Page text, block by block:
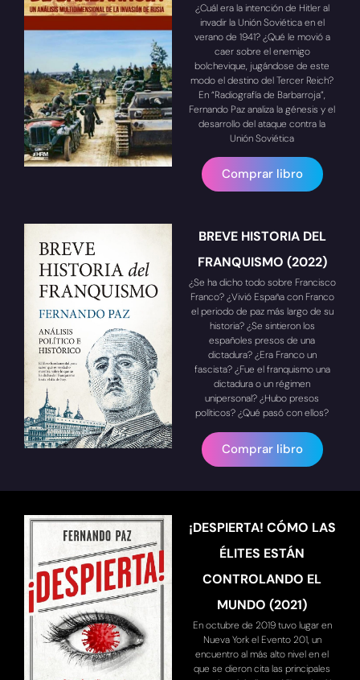
¿Cuál era la intención de Hitler al
invadir la Unión Soviética en el
verano de 1941? ¿Qué le movió a
caer sobre el enemigo
bolchevique, jugándose de este
modo el destino del Tercer Reich?
En “Radiografía de Barbarroja”,
Fernando Paz analiza la génesis y el
desarrollo del ataque contra la
Unión Soviética
Comprar libro
BREVE HISTORIA DEL
FRANQUISMO (2022)
¿Se ha dicho todo sobre Francisco
Franco? ¿Vivió España con Franco
el periodo de paz más largo de su
historia? ¿Se sintieron los
españoles presos de una
dictadura? ¿Era Franco un
fascista? ¿Fue el franquismo una
dictadura o un régimen
unipersonal? ¿Hubo presos
políticos? ¿Qué pasó con ellos?
Comprar libro
¡DESPIERTA! CÓMO LAS
ÉLITES ESTÁN
CONTROLANDO EL
MUNDO (2021)
En octubre de 2019 tuvo lugar en
Nueva York el Evento 201, un
encuentro al más alto nivel en el
que se dieron cita las principales